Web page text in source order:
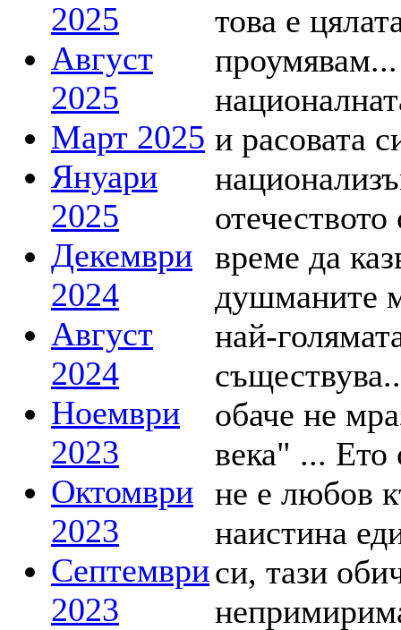
2025
Август
2025
Март 2025
Януари
2025
Декември
2024
Август
2024
Ноември
2023
Октомври
2023
Септември
2023